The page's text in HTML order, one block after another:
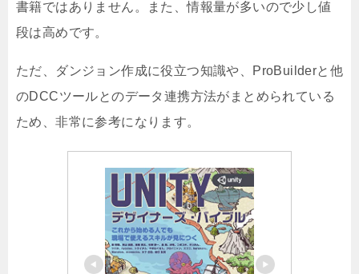
書籍ではありません。また、情報量が多いので少し値
段は高めです。
ただ、ダンジョン作成に役立つ知識や、ProBuilderと他
のDCCツールとのデータ連携方法がまとめられている
ため、非常に参考になります。